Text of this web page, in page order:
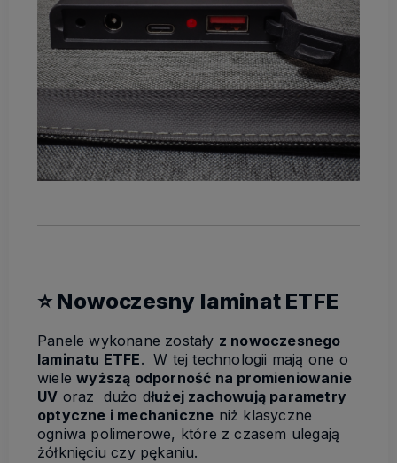
⭐ Nowoczesny laminat ETFE
Panele wykonane zostały z nowoczesnego
laminatu ETFE. W tej technologii mają one o
wielewyższą odporność na promieniowanie
UV oraz dużo dłużej zachowują parametry
optyczne i mechaniczne niż klasyczne
ogniwa polimerowe, które z czasem ulegają
żółknięciu czy pękaniu.